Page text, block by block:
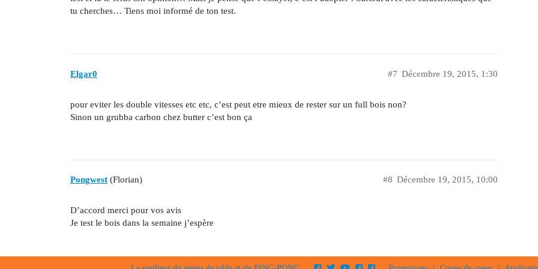
tu cherches… Tiens moi informé de ton test.
Elgar0 Décembre 19, 2015, 1:30
#7
pour eviter les double vitesses etc etc, c’est peut etre mieux de rester sur un full bois non?
Sinon un grubba carbon chez butter c’est bon ça
Pongwest (Florian) Décembre 19, 2015, 10:00
#8
D’accord merci pour vos avis
Je test le bois dans la semaine j’espère